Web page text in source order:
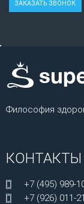
Философия
КОНТАКТЫ
+7 (495) 989-
+7 (926) 011-